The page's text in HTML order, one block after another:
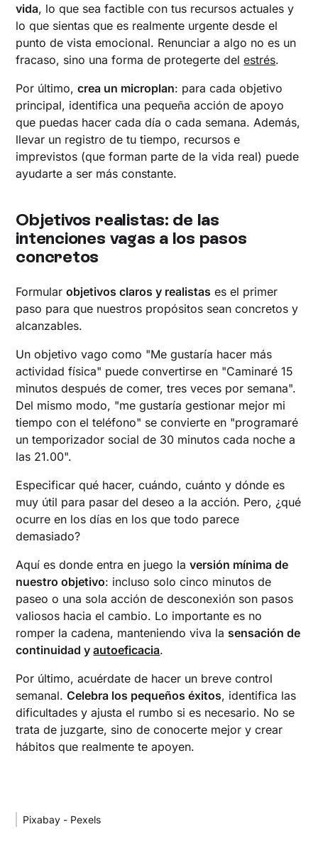
vida, lo que sea factible con tus recursos actuales y
lo que sientas que es realmente urgente desde el
punto de vista emocional. Renunciar a algo no es un
fracaso, sino una forma de protegerte delestrés.
Por último,crea un microplan: para cada objetivo
principal, identifica una pequeña acción de apoyo
que puedas hacer cada día o cada semana. Además,
llevar un registro de tu tiempo, recursos e
imprevistos (que forman parte de la vida real) puede
ayudarte a ser más constante.
Objetivos realistas: de las
intenciones vagas a los pasos
concretos
Formularobjetivos claros y realistas es el primer
paso para que nuestros propósitos sean concretos y
alcanzables.
Un objetivo vago como "Me gustaría hacer más
actividad física" puede convertirse en "Caminaré 15
minutos después de comer, tres veces por semana".
Del mismo modo, "me gustaría gestionar mejor mi
tiempo con el teléfono" se convierte en "programaré
un temporizador social de 30 minutos cada noche a
las 21.00".
Especificar qué hacer, cuándo, cuánto y dónde es
muy útil para pasar del deseo a la acción. Pero, ¿qué
ocurre en los días en los que todo parece
demasiado?
Aquí es donde entra en juego laversión mínima de
nuestro objetivo: incluso solo cinco minutos de
paseo o una sola acción de desconexión son pasos
valiosos hacia el cambio. Lo importante es no
romper la cadena, manteniendo viva la sensación de
continuidad yautoeficacia.
Por último, acuérdate de hacer un breve control
semanal.Celebra los pequeños éxitos, identifica las
dificultades y ajusta el rumbo si es necesario. No se
trata de juzgarte, sino de conocerte mejor y crear
hábitos que realmente te apoyen.
Pixabay - Pexels